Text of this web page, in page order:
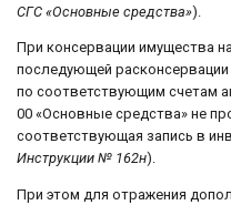
СГС «Основные средства»).
При консервации имущества
последующей расконсервации
по соответствующим счетам
00 «Основные средства» не
соответствующая запись в
Инструкции № 162н).
При этом для отражения